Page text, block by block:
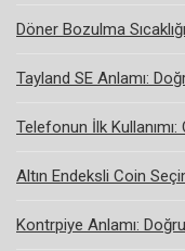
Döner Bozulma
Tayland SE Anlamı:
Telefonun İlk
Altın Endeksli Coin
Kontrpiye Anlamı: